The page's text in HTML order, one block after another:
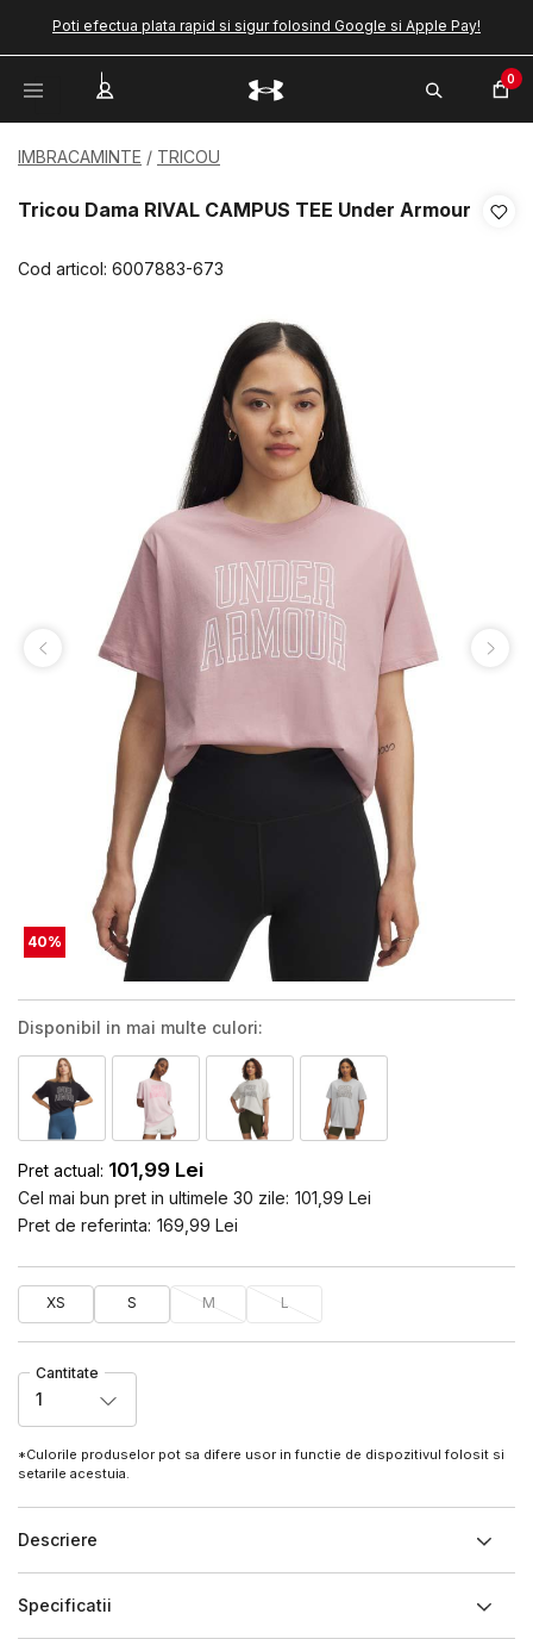
Poti efectua plata rapid si sigur folosind Google si Apple Pay!
0
IMBRACAMINTE TRICOU
Tricou Dama RIVAL CAMPUS TEE Under Armour
Cod articol: 6007883-673
40%
Disponibil in mai multe culori:
Pret actual: 101,99 Lei
Cel mai bun pret in ultimele 30 zile: 101,99 Lei
Pret de referinta: 169,99 Lei
XS S M L
Cantitate
1
*Culorile produselor pot sa difere usor in functie de dispozitivul folosit si
setarile acestuia.
Descriere
Specificatii